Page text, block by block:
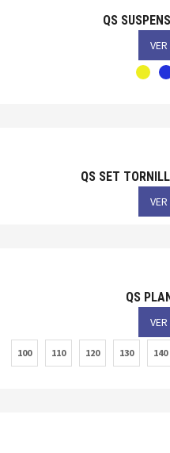
QS
QS SET
QS
100 110 120 130 140